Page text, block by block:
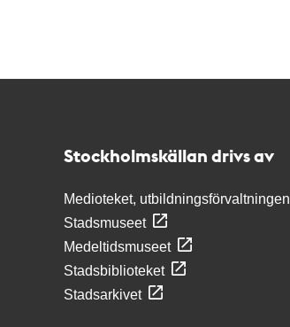
Stockholmskällan drivs av
Medioteket, utbildningsförvaltningen
Stadsmuseet
Medeltidsmuseet
Stadsbiblioteket
Stadsarkivet